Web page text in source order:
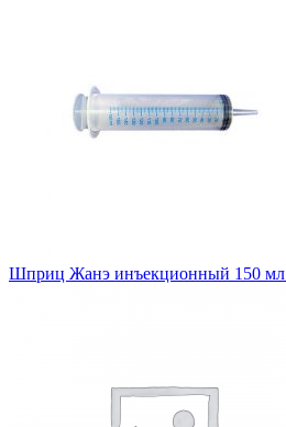
Шприц Жанэ инъекционный 150 мл